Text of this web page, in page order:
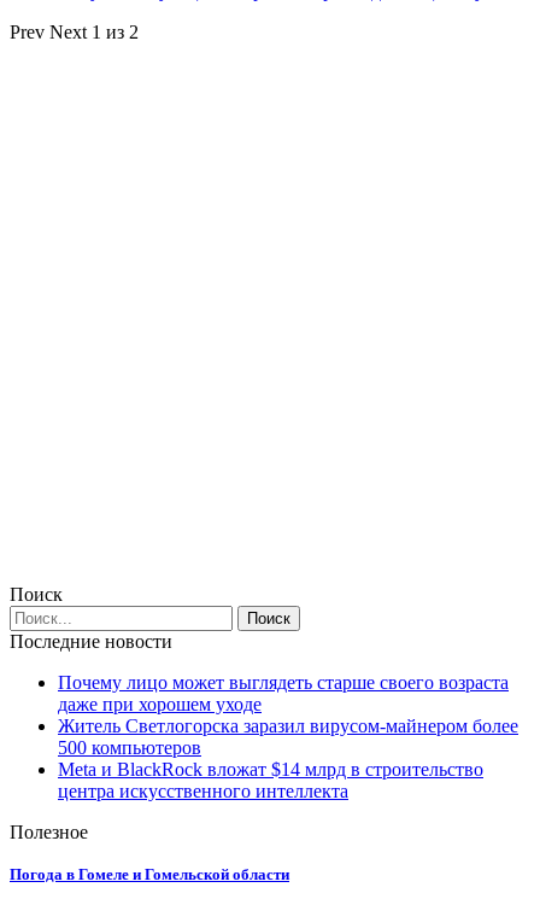
Prev Next 1 из 2
Поиск
Последние новости
Почему лицо может выглядеть старше своего возраста
даже при хорошем уходе
Житель Светлогорска заразил вирусом-майнером более
500 компьютеров
Meta и BlackRock вложат $14 млрд в строительство
центра искусственного интеллекта
Полезное
Погода в Гомеле и Гомельской области